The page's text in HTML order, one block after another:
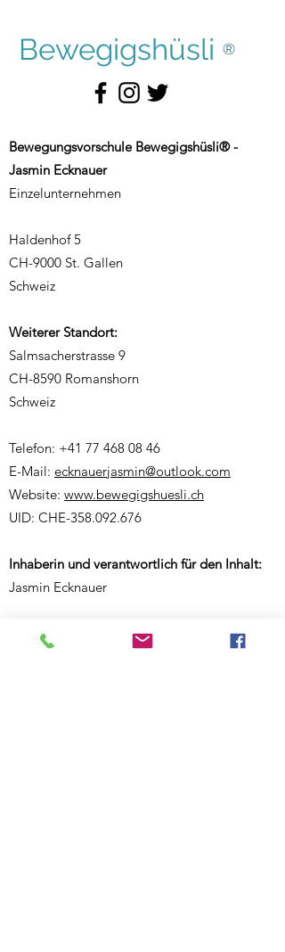
Bewegigshüsli ®
Bewegungsvorschule Bewegigshüsli® -
Jasmin Ecknauer
Einzelunternehmen
Haldenhof 5
CH-9000 St. Gallen
Schweiz
Weiterer Standort:
Salmsacherstrasse 9
CH-8590 Romanshorn
Schweiz
Telefon: +41 77 468 08 46
E-Mail: ecknauerjasmin@outlook.com
Website: www.bewegigshuesli.ch
UID: CHE-358.092.676
Inhaberin und verantwortlich für den Inhalt:
Jasmin Ecknauer
Partner-Links